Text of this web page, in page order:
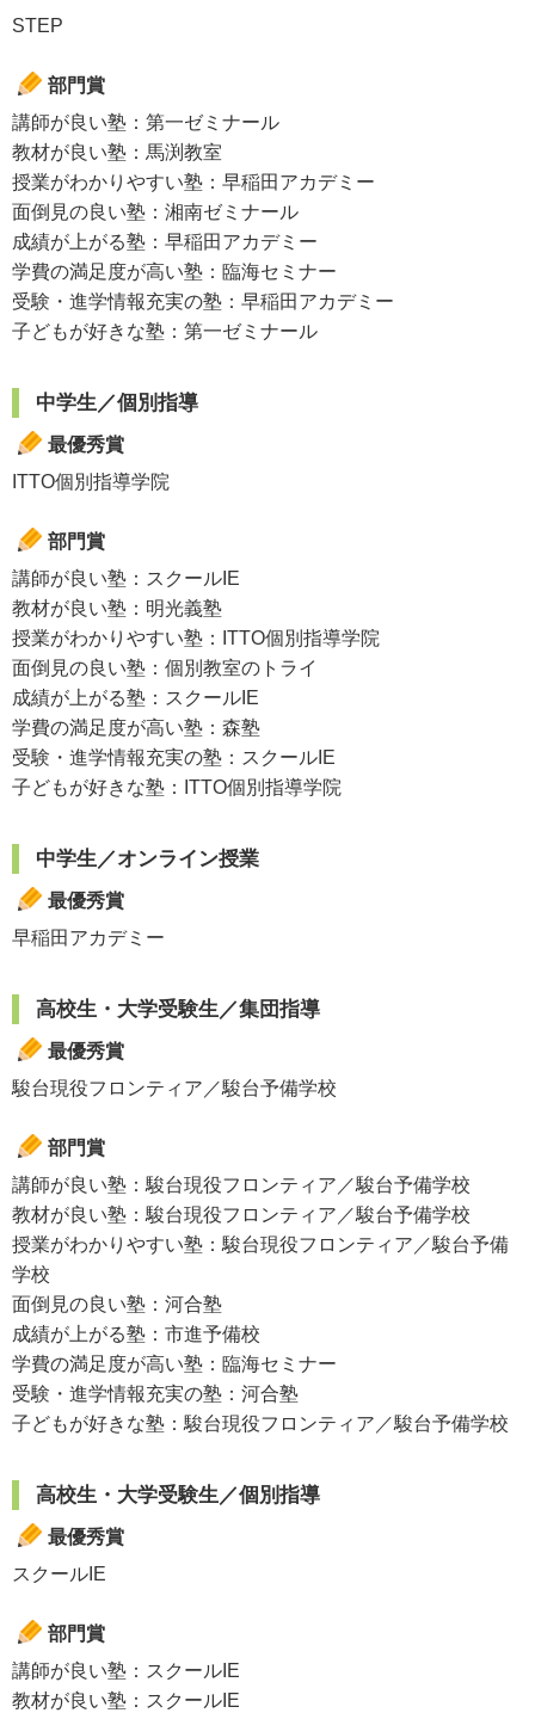
STEP
部門賞
講師が良い塾：第一ゼミナール
教材が良い塾：馬渕教室
授業がわかりやすい塾：早稲田アカデミー
面倒見の良い塾：湘南ゼミナール
成績が上がる塾：早稲田アカデミー
学費の満足度が高い塾：臨海セミナー
受験・進学情報充実の塾：早稲田アカデミー
子どもが好きな塾：第一ゼミナール
中学生／個別指導
最優秀賞
ITTO個別指導学院
部門賞
講師が良い塾：スクールIE
教材が良い塾：明光義塾
授業がわかりやすい塾：ITTO個別指導学院
面倒見の良い塾：個別教室のトライ
成績が上がる塾：スクールIE
学費の満足度が高い塾：森塾
受験・進学情報充実の塾：スクールIE
子どもが好きな塾：ITTO個別指導学院
中学生／オンライン授業
最優秀賞
早稲田アカデミー
高校生・大学受験生／集団指導
最優秀賞
駿台現役フロンティア／駿台予備学校
部門賞
講師が良い塾：駿台現役フロンティア／駿台予備学校
教材が良い塾：駿台現役フロンティア／駿台予備学校
授業がわかりやすい塾：駿台現役フロンティア／駿台予備
学校
面倒見の良い塾：河合塾
成績が上がる塾：市進予備校
学費の満足度が高い塾：臨海セミナー
受験・進学情報充実の塾：河合塾
子どもが好きな塾：駿台現役フロンティア／駿台予備学校
高校生・大学受験生／個別指導
最優秀賞
スクールIE
部門賞
講師が良い塾：スクールIE
教材が良い塾：スクールIE